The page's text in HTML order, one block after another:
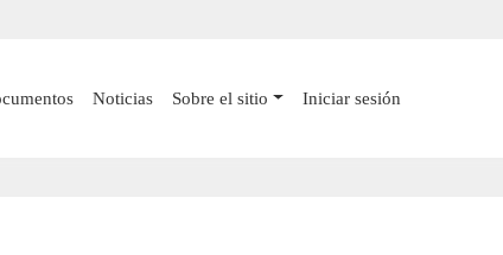
principal
Noticias Sobre el sitio Iniciar sesión